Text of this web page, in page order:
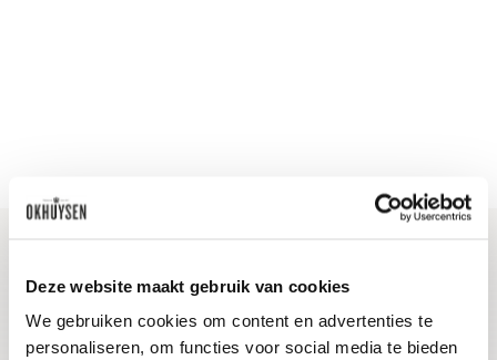
Deze website maakt gebruik van cookies
We gebruiken cookies om content en advertenties te
personaliseren, om functies voor social media te bieden
Blijf op de hoogte
Ontvang het laatste wijnnieuws, proeverijen en
evenementen